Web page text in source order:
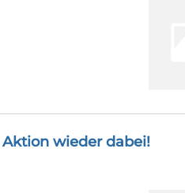
Aktion wieder dabei!